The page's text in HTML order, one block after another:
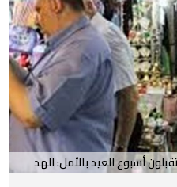
أسبوع العيد بالأمل: الهد